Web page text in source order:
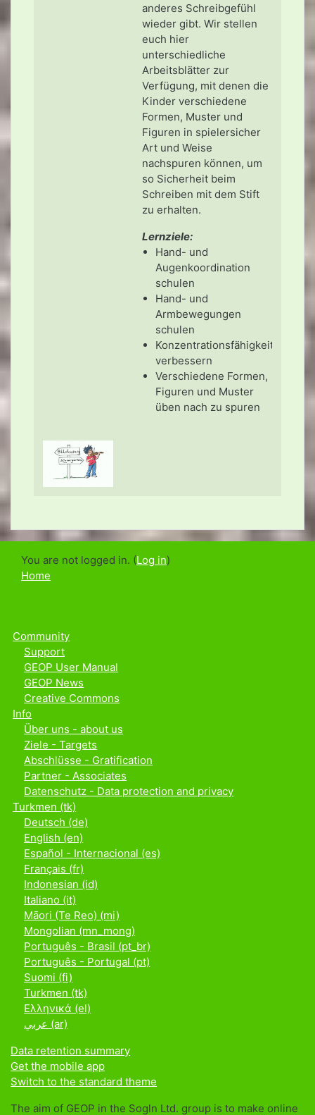
anderes Schreibgefühl
wieder gibt. Wir stellen
euch hier
unterschiedliche
Arbeitsblätter zur
Verfügung, mit denen die
Kinder verschiedene
Formen, Muster und
Figuren in spielersicher
Art und Weise
nachspuren können, um
so Sicherheit beim
Schreiben mit dem Stift
zu erhalten.
Lernziele:
Hand- und
Augenkoordination
schulen
Hand- und
Armbewegungen
schulen
Konzentrationsfähigkeit
verbessern
Verschiedene Formen,
Figuren und Muster
üben nach zu spuren
You are not logged in. (Log in)
Home
Community
Support
GEOP User Manual
GEOP News
Creative Commons
Info
Über uns - about us
Ziele - Targets
Abschlüsse - Gratification
Partner - Associates
Datenschutz - Data protection and privacy
Turkmen ‎(tk)‎
Deutsch ‎(de)‎
English ‎(en)‎
Español - Internacional ‎(es)‎
Français ‎(fr)‎
Indonesian ‎(id)‎
Italiano ‎(it)‎
Māori (Te Reo) ‎(mi)‎
Mongolian ‎(mn_mong)‎
Português - Brasil ‎(pt_br)‎
Português - Portugal ‎(pt)‎
Suomi ‎(fi)‎
Turkmen ‎(tk)‎
Ελληνικά ‎(el)‎
عربي ‎(ar)‎
Data retention summary
Get the mobile app
Switch to the standard theme
The aim of GEOP in the Sogln Ltd. group is to make online